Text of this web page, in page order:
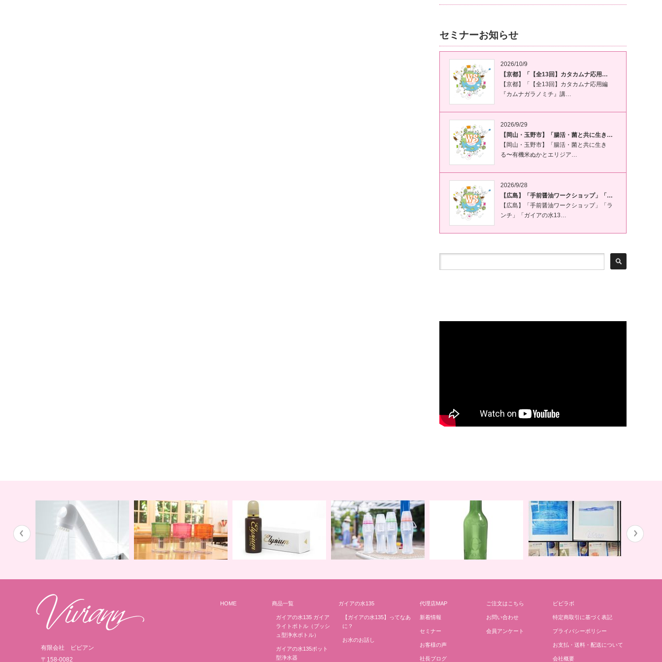
セミナーお知らせ
2026/10/9
【京都】「【全13回】カタカムナ応用…
【京都】「【全13回】カタカムナ応用編
『カムナガラノミチ』講…
2026/9/29
【岡山・玉野市】「腸活・菌と共に生き…
【岡山・玉野市】「腸活・菌と共に生き
る〜有機米ぬかとエリジア…
2026/9/28
【広島】「手前醤油ワークショップ」「…
【広島】「手前醤油ワークショップ」「ラ
ンチ」「ガイアの水13…
地球の恵みを シャワー 地球の一滴 エリジアム 地球と共に ライトボトル みどりごとグリーンボトル
ガイアの水１３５と私
有限会社 ビビアン
〒158-0082
HOME 商品一覧
ガイアの水135 ガイア
ライトボトル（プッシ
ュ型浄水ボトル）
ガイアの水135ポット
型浄水器
ガイアの水135
【ガイアの水135】ってなあ
に？
お水のお話し
代理店MAP
新着情報
セミナー
お客様の声
社長ブログ
ご注文はこちら
お問い合わせ
会員アンケート
ビビラボ
特定商取引に基づく表記
プライバシーポリシー
お支払・送料・配送について
会社概要